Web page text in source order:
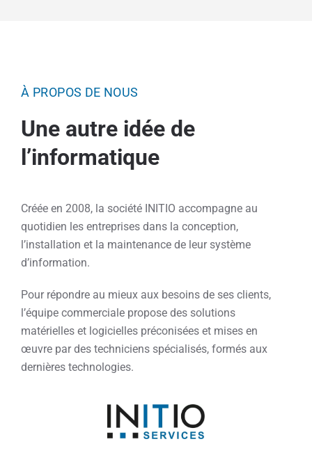
À PROPOS DE NOUS
Une autre idée de
l’informatique
Créée en 2008, la société INITIO accompagne au
quotidien les entreprises dans la conception,
l’installation et la maintenance de leur système
d’information.
Pour répondre au mieux aux besoins de ses clients,
l’équipe commerciale propose des solutions
matérielles et logicielles préconisées et mises en
œuvre par des techniciens spécialisés, formés aux
dernières technologies.